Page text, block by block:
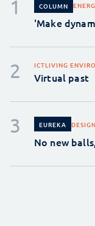
COLUMN
'Make
ICTLIVING
Virtual past
EUREKA DESIGN
No new